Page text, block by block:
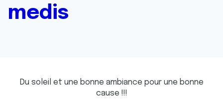
medis
Du soleil et une bonne ambiance pour une bonne
cause !!!